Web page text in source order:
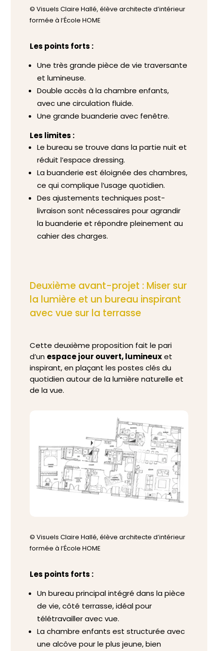
© Visuels Claire Hallé, élève architecte d’intérieur
formée à l’École HOME
Les points forts :
Une très grande pièce de vie traversante
et lumineuse.
Double accès à la chambre enfants,
avec une circulation fluide.
Une grande buanderie avec fenêtre.
Les limites :
Le bureau se trouve dans la partie nuit et
réduit l’espace dressing.
La buanderie est éloignée des chambres,
ce qui complique l’usage quotidien.
Des ajustements techniques post-
livraison sont nécessaires pour agrandir
la buanderie et répondre pleinement au
cahier des charges.
Deuxième avant-projet : Miser sur
la lumière et un bureau inspirant
avec vue sur la terrasse
Cette deuxième proposition fait le pari
d’un espace jour ouvert, lumineuxet
inspirant, en plaçant les postes clés du
quotidien autour de la lumière naturelle et
de la vue.
© Visuels Claire Hallé, élève architecte d’intérieur
formée à l’École HOME
Les points forts :
Un bureau principal intégré dans la pièce
de vie, côté terrasse, idéal pour
télétravailler avec vue.
La chambre enfants est structurée avec
une alcôve pour le plus jeune, bien